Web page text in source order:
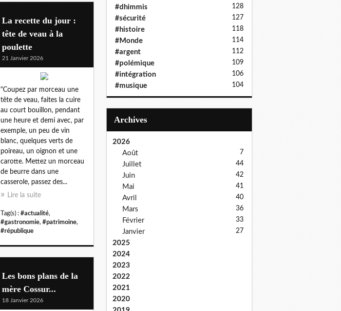
La recette du jour :
tête de veau à la
poulette
21 Janvier 2026
"Coupez par morceau une
tête de veau, faites la cuire
au court bouillon, pendant
une heure et demi avec, par
exemple, un peu de vin
blanc, quelques verts de
poireau, un oignon et une
carotte. Mettez un morceau
de beurre dans une
casserole, passez des...
Lire la suite
Tag(s) : #actualité,
#gastronomie, #patrimoine,
#république
Les bons plans de la
mère Cossur...
18 Janvier 2026
#dhimmis 128
#sécurité 127
#histoire 118
#Monde 114
#argent 112
#polémique 109
#intégration 106
#musique 104
Archives
2026
Août
7
Juillet 44
Juin 42
Mai 41
Avril 40
Mars 36
Février 33
Janvier 27
2025
2024
2023
2022
2021
2020